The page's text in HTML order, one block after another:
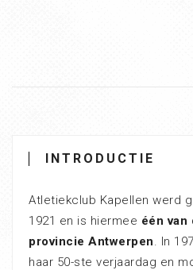
INTRODUCTIE
Atletiekclub Kapellen werd
1921 en is hiermee één
provincie Antwerpen. In
haar 50-ste verjaardag en